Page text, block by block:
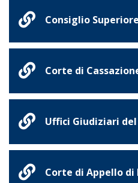
Consiglio
Corte di
Uffici Giudiziari
Corte di Appello di